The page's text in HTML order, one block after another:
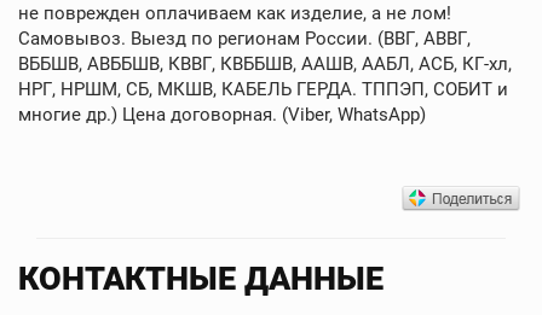
не поврежден оплачиваем как изделие, а не лом!
Самовывоз. Выезд по регионам России. (ВВГ, АВВГ,
ВББШВ, АВББШВ, КВВГ, КВББШВ, ААШВ, ААБЛ, АСБ, КГ-хл,
НРГ, НРШМ, СБ, МКШВ, КАБЕЛЬ ГЕРДА. ТППЭП, СОБИТ и
многие др.) Цена договорная. (Viber, WhatsApp)
КОНТАКТНЫЕ ДАННЫЕ